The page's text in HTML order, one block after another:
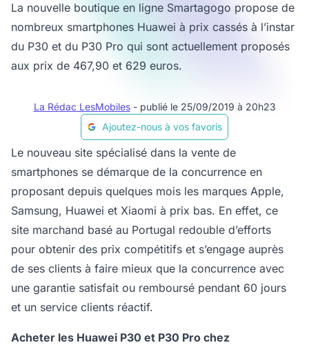
La nouvelle boutique en ligne Smartagogo propose de
nombreux smartphones Huawei à prix cassés à l’instar
du P30 et du P30 Pro qui sont actuellement proposés
aux prix de 467,90 et 629 euros.
La Rédac LesMobiles - publié le 25/09/2019 à 20h23
Ajoutez-nous à vos favoris
Le nouveau site spécialisé dans la vente de
smartphones se démarque de la concurrence en
proposant depuis quelques mois les marques Apple,
Samsung, Huawei et Xiaomi à prix bas. En effet, ce
site marchand basé au Portugal redouble d’efforts
pour obtenir des prix compétitifs et s’engage auprès
de ses clients à faire mieux que la concurrence avec
une garantie satisfait ou remboursé pendant 60 jours
et un service clients réactif.
Acheter les Huawei P30 et P30 Pro chez